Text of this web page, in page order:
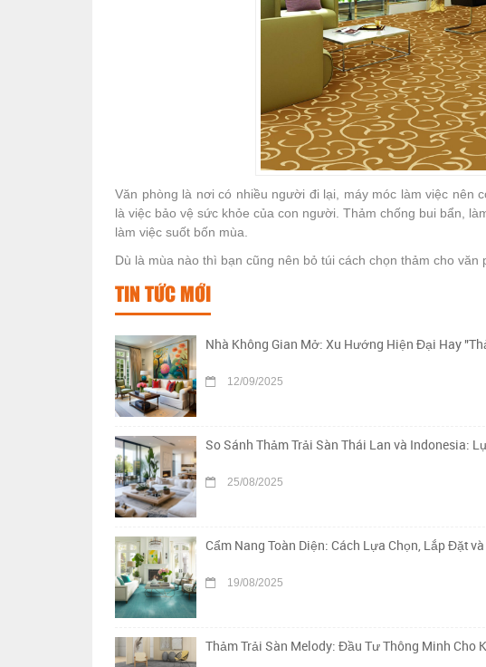
Văn phòng là nơi có nhiều người đi lại, máy móc làm việc nên
là việc bảo vệ sức khỏe của con người. Thảm chống bui bẩn,
làm việc suốt bốn mùa.
Dù là mùa nào thì bạn cũng nên bỏ túi cách chọn thảm cho văn
TIN TỨC MỚI
Nhà Không Gian Mở: Xu Hướng Hiện Đại Hay
12/09/2025
So Sánh Thảm Trải Sàn Thái Lan và Indonesia:
25/08/2025
Cẩm Nang Toàn Diện: Cách Lựa Chọn, Lắp Đặt
19/08/2025
Thảm Trải Sàn Melody: Đầu Tư Thông Minh Cho